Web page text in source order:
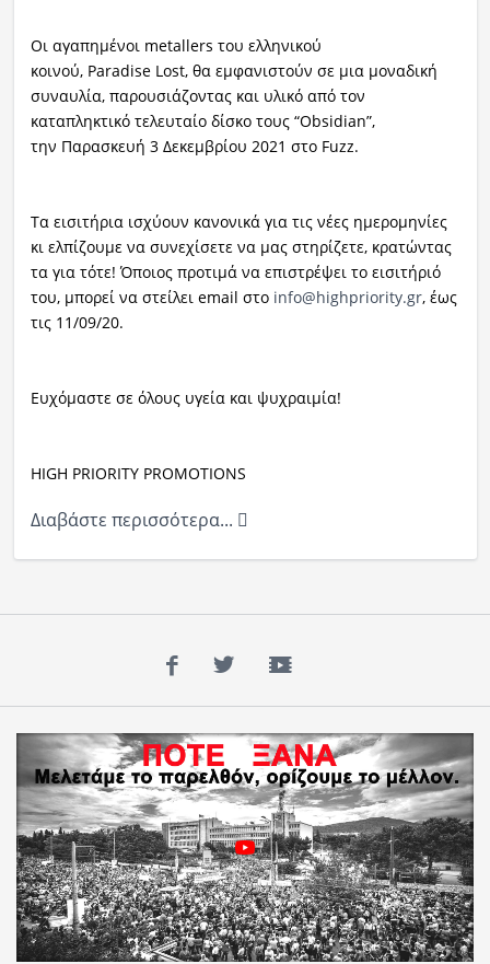
Οι αγαπημένοι metallers του ελληνικού
κοινού, Paradise Lost, θα εμφανιστούν σε μια μοναδική
συναυλία, παρουσιάζοντας και υλικό από τον
καταπληκτικό τελευταίο δίσκο τους “Obsidian”,
την Παρασκευή 3 Δεκεμβρίου 2021 στο Fuzz.
Τα εισιτήρια ισχύουν κανονικά για τις νέες ημερομηνίες
κι ελπίζουμε να συνεχίσετε να μας στηρίζετε, κρατώντας
τα για τότε! Όποιος προτιμά να επιστρέψει το εισιτήριό
του, μπορεί να στείλει email στο info@highpriority.gr, έως
τις 11/09/20.
Ευχόμαστε σε όλους υγεία και ψυχραιμία!
HIGH PRIORITY PROMOTIONS
Διαβάστε περισσότερα...
Facebook
TwitterYouTube